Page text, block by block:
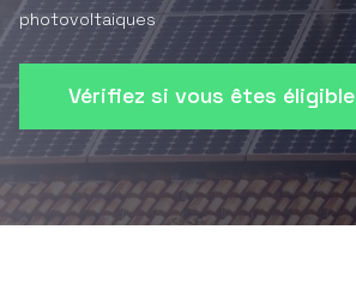
photovoltaiques
Vérifiez si vous êtes éligible